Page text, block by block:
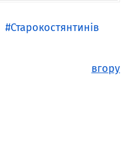
Старокостянтинів
вгору